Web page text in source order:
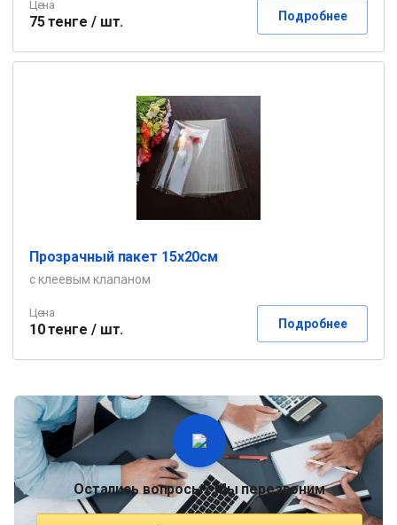
Цена
75 тенге / шт. Подробнее
Прозрачный пакет 15х20см
с клеевым клапаном
Цена
10 тенге / шт. Подробнее
Остались вопросы? Мы перезвоним